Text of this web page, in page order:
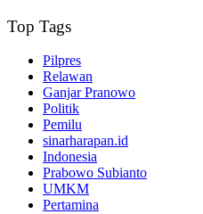
Top Tags
Pilpres
Relawan
Ganjar Pranowo
Politik
Pemilu
sinarharapan.id
Indonesia
Prabowo Subianto
UMKM
Pertamina